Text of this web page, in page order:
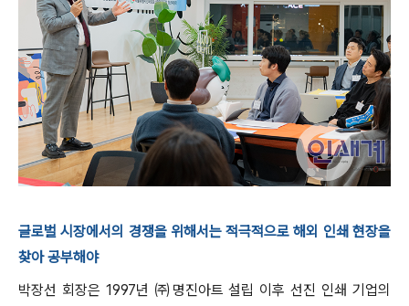
글로벌 시장에서의 경쟁을 위해서는 적극적으로 해외 인쇄 현장을
찾아 공부해야
박장선 회장은 1997년 ㈜명진아트 설립 이후 선진 인쇄 기업의